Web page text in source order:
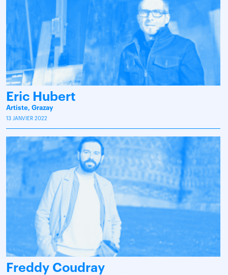
Eric Hubert
Artiste, Grazay
13 JANVIER 2022
Freddy Coudray